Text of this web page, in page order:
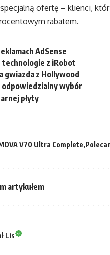
ofertę – klienci,
rabatem.
AdSense
z iRobot
gwiazda z Hollywood
wybór
płyty
V70 Ultra Complete
artykułem
Lis